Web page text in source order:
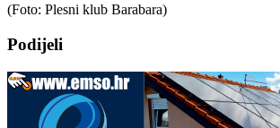
(Foto: Plesni klub Barabara)
Podijeli